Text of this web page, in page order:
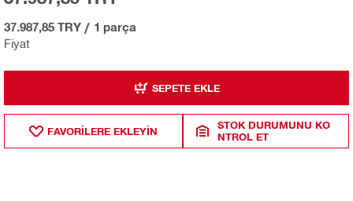
Fiyat
37.987,85 TRY / 1 parça
SEPETE EKLE
FAVORILERE EKLEYIN
STOK DURUMUNU KO
NTROL ET